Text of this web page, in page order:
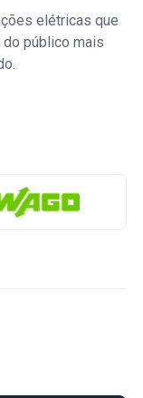
elétricas que
público mais